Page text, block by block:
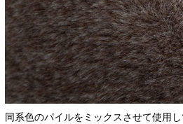
同系色のパイルをミックスさせて使用